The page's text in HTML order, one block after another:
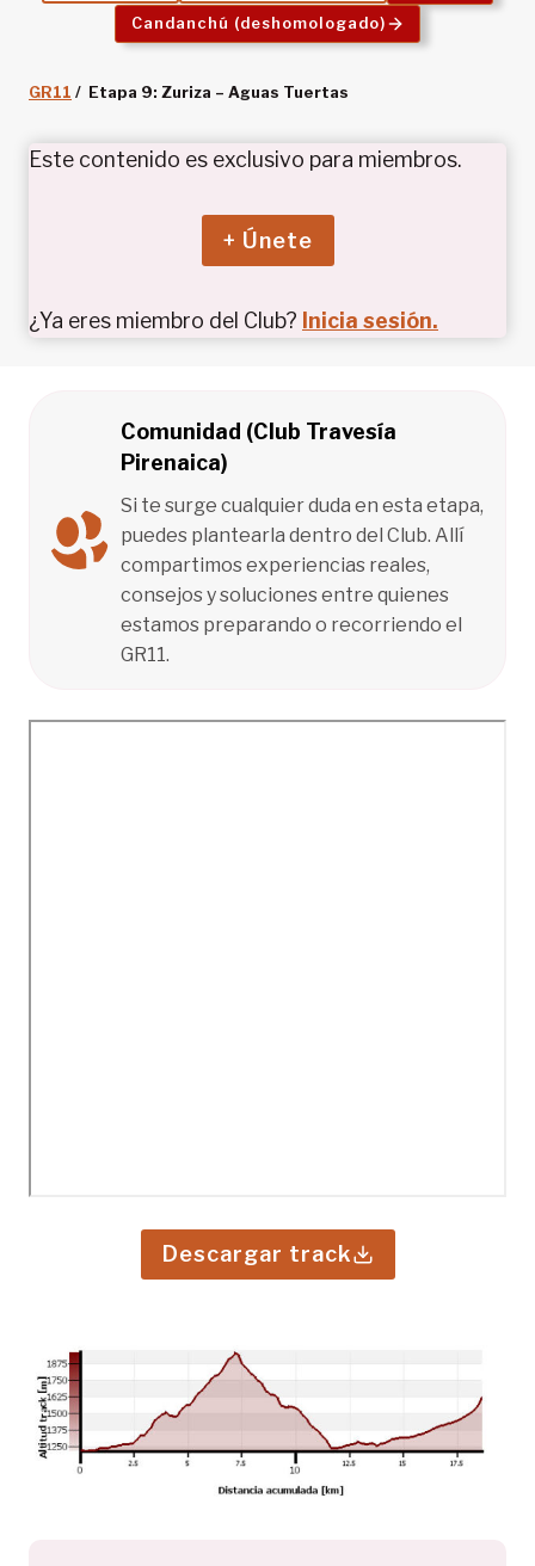
Candanchú (deshomologado)
GR11 / Etapa 9: Zuriza – Aguas Tuertas
Este contenido es exclusivo para miembros.
+ Únete
¿Ya eres miembro del Club? Inicia sesión.
Comunidad (Club Travesía
Pirenaica)
Si te surge cualquier duda en esta etapa,
puedes plantearla dentro del Club. Allí
compartimos experiencias reales,
consejos y soluciones entre quienes
estamos preparando o recorriendo el
GR11.
Descargar track